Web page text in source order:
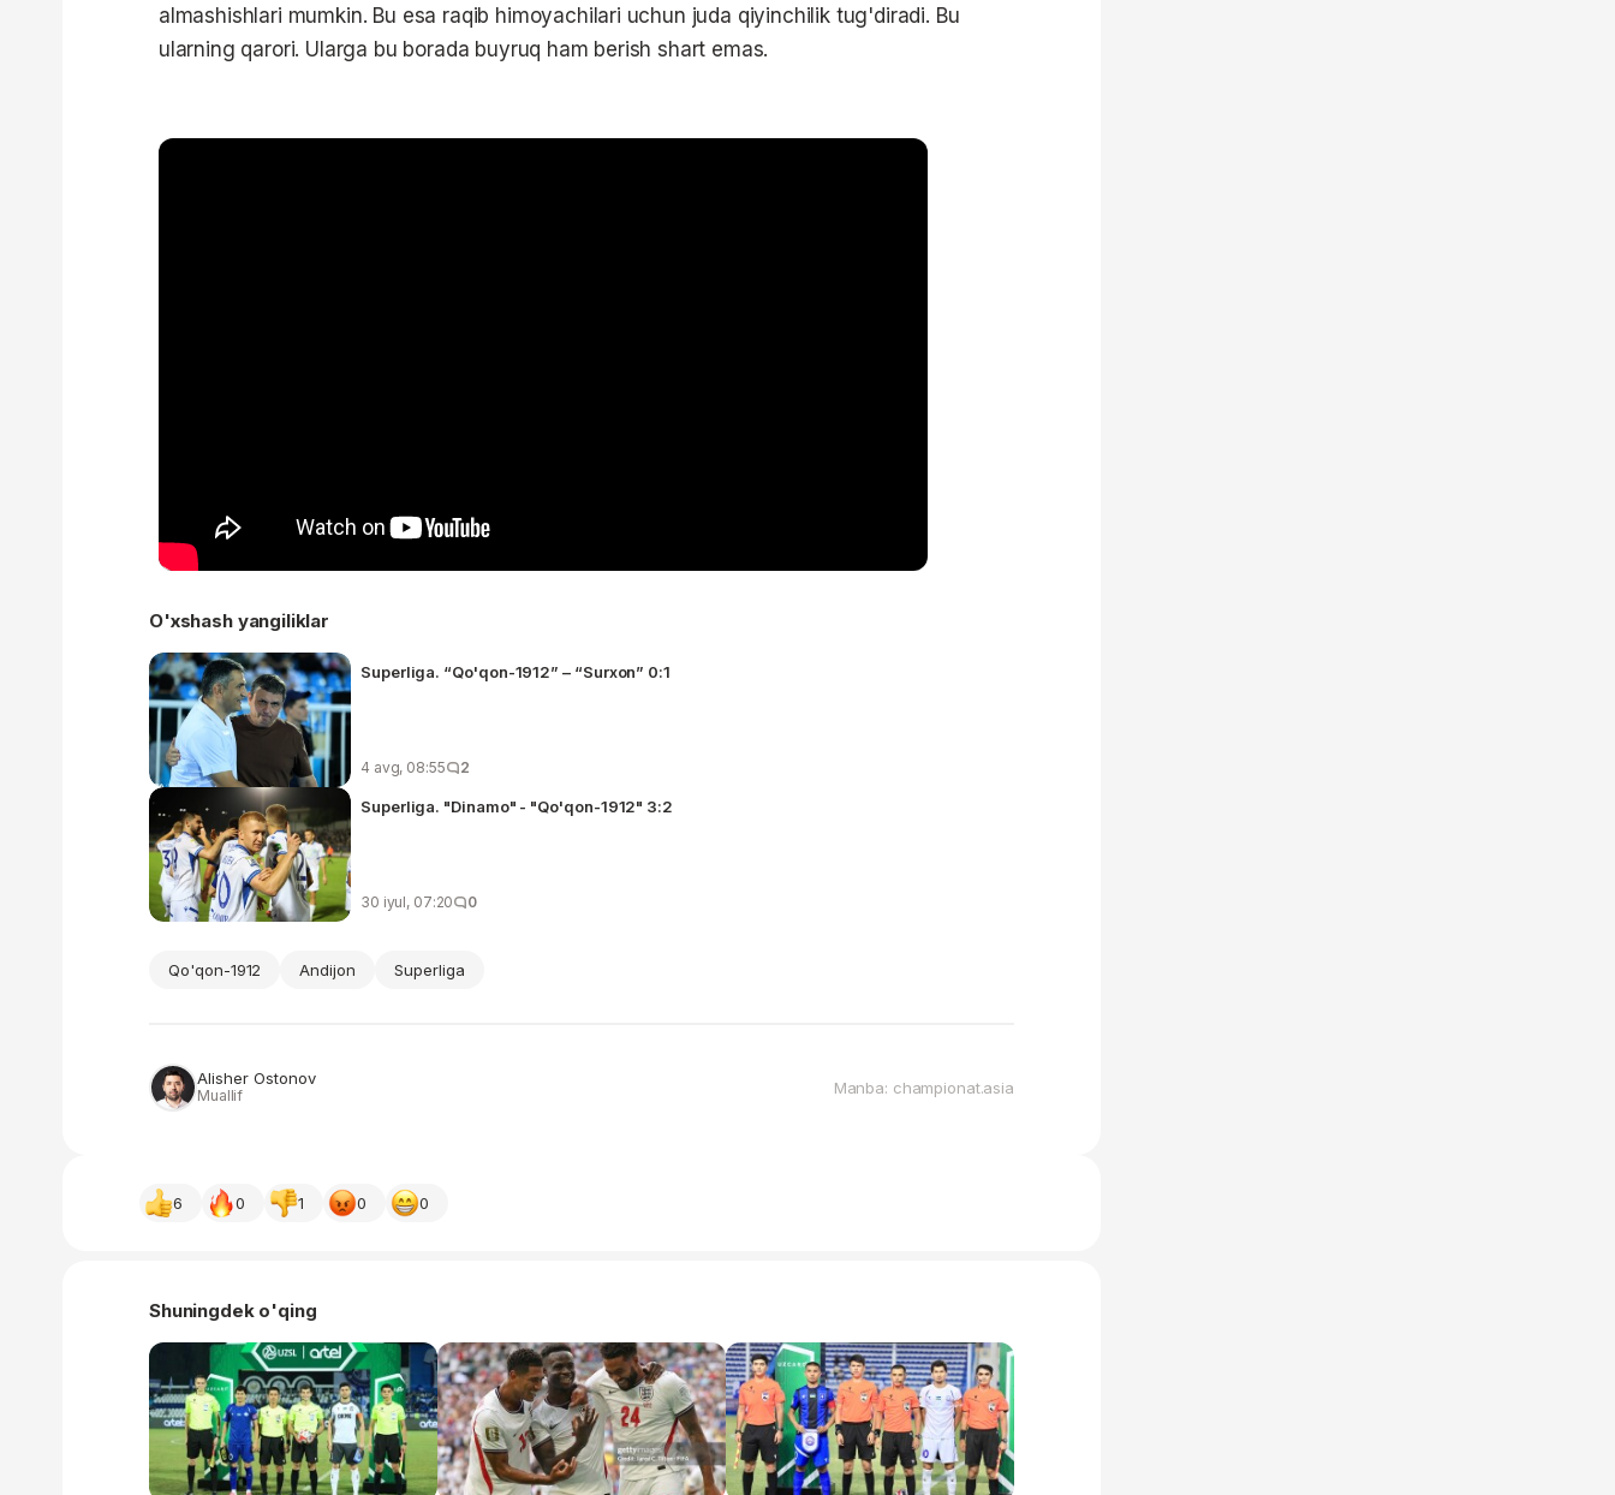
almashishlari mumkin. Bu esa raqib himoyachilari uchun juda qiyinchilik tug'diradi. Bu
ularning qarori. Ularga bu borada buyruq ham berish shart emas.
O'xshash yangiliklar
Superliga. “Qo'qon-1912” – “Surxon” 0:1
4 avg, 08:55 2
Superliga. "Dinamo" - "Qo'qon-1912" 3:2
30 iyul, 07:20 0
Qo'qon-1912 Andijon Superliga
Alisher Ostonov
Muallif Manba: championat.asia
6 0 1 0 0
Shuningdek o'qing